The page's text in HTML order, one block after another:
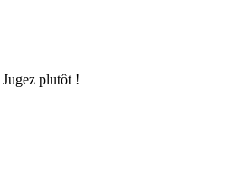
Jugez plutôt !